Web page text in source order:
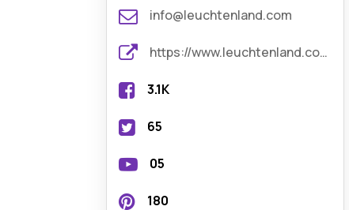
info@leuchtenland.com
https://www.leuchtenland.com/
3.1K
65
05
180